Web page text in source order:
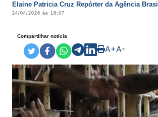
Elaine Patricia Cruz Repórter da Agência Brasil
24/04/2026 às 18:07
Compartilhar notícia
A+A-